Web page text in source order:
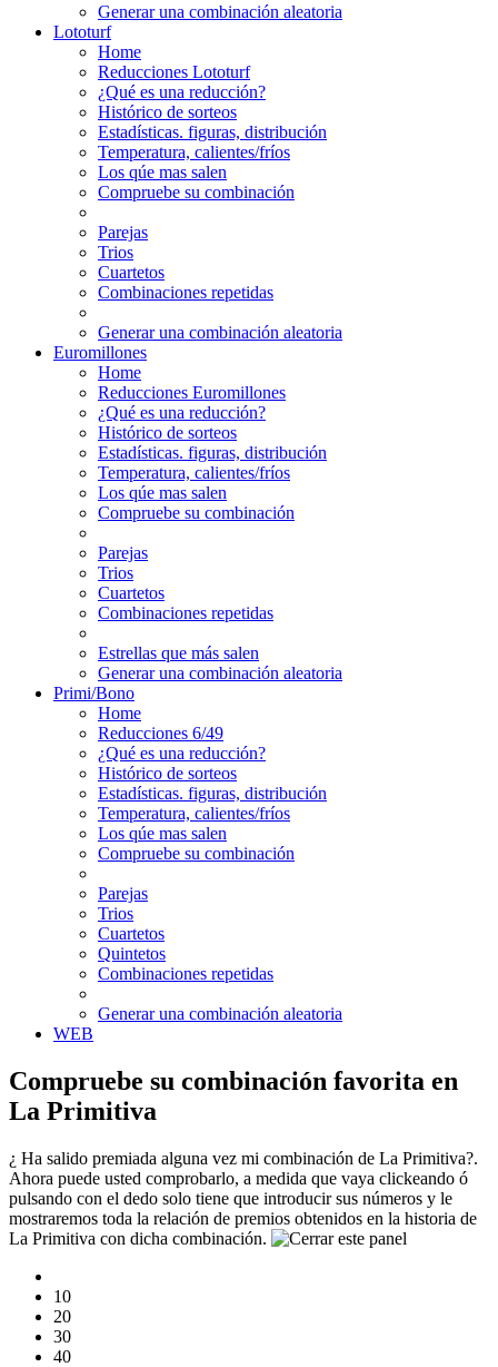
Generar una combinación aleatoria
Lototurf
Home
Reducciones Lototurf
¿Qué es una reducción?
Histórico de sorteos
Estadísticas. figuras, distribución
Temperatura, calientes/fríos
Los qúe mas salen
Compruebe su combinación
Parejas
Trios
Cuartetos
Combinaciones repetidas
Generar una combinación aleatoria
Euromillones
Home
Reducciones Euromillones
¿Qué es una reducción?
Histórico de sorteos
Estadísticas. figuras, distribución
Temperatura, calientes/fríos
Los qúe mas salen
Compruebe su combinación
Parejas
Trios
Cuartetos
Combinaciones repetidas
Estrellas que más salen
Generar una combinación aleatoria
Primi/Bono
Home
Reducciones 6/49
¿Qué es una reducción?
Histórico de sorteos
Estadísticas. figuras, distribución
Temperatura, calientes/fríos
Los qúe mas salen
Compruebe su combinación
Parejas
Trios
Cuartetos
Quintetos
Combinaciones repetidas
Generar una combinación aleatoria
WEB
Compruebe su combinación favorita en
La Primitiva
¿ Ha salido premiada alguna vez mi combinación de La Primitiva?.
Ahora puede usted comprobarlo, a medida que vaya clickeando ó
pulsando con el dedo solo tiene que introducir sus números y le
mostraremos toda la relación de premios obtenidos en la historia de
La Primitiva con dicha combinación.
10
20
30
40